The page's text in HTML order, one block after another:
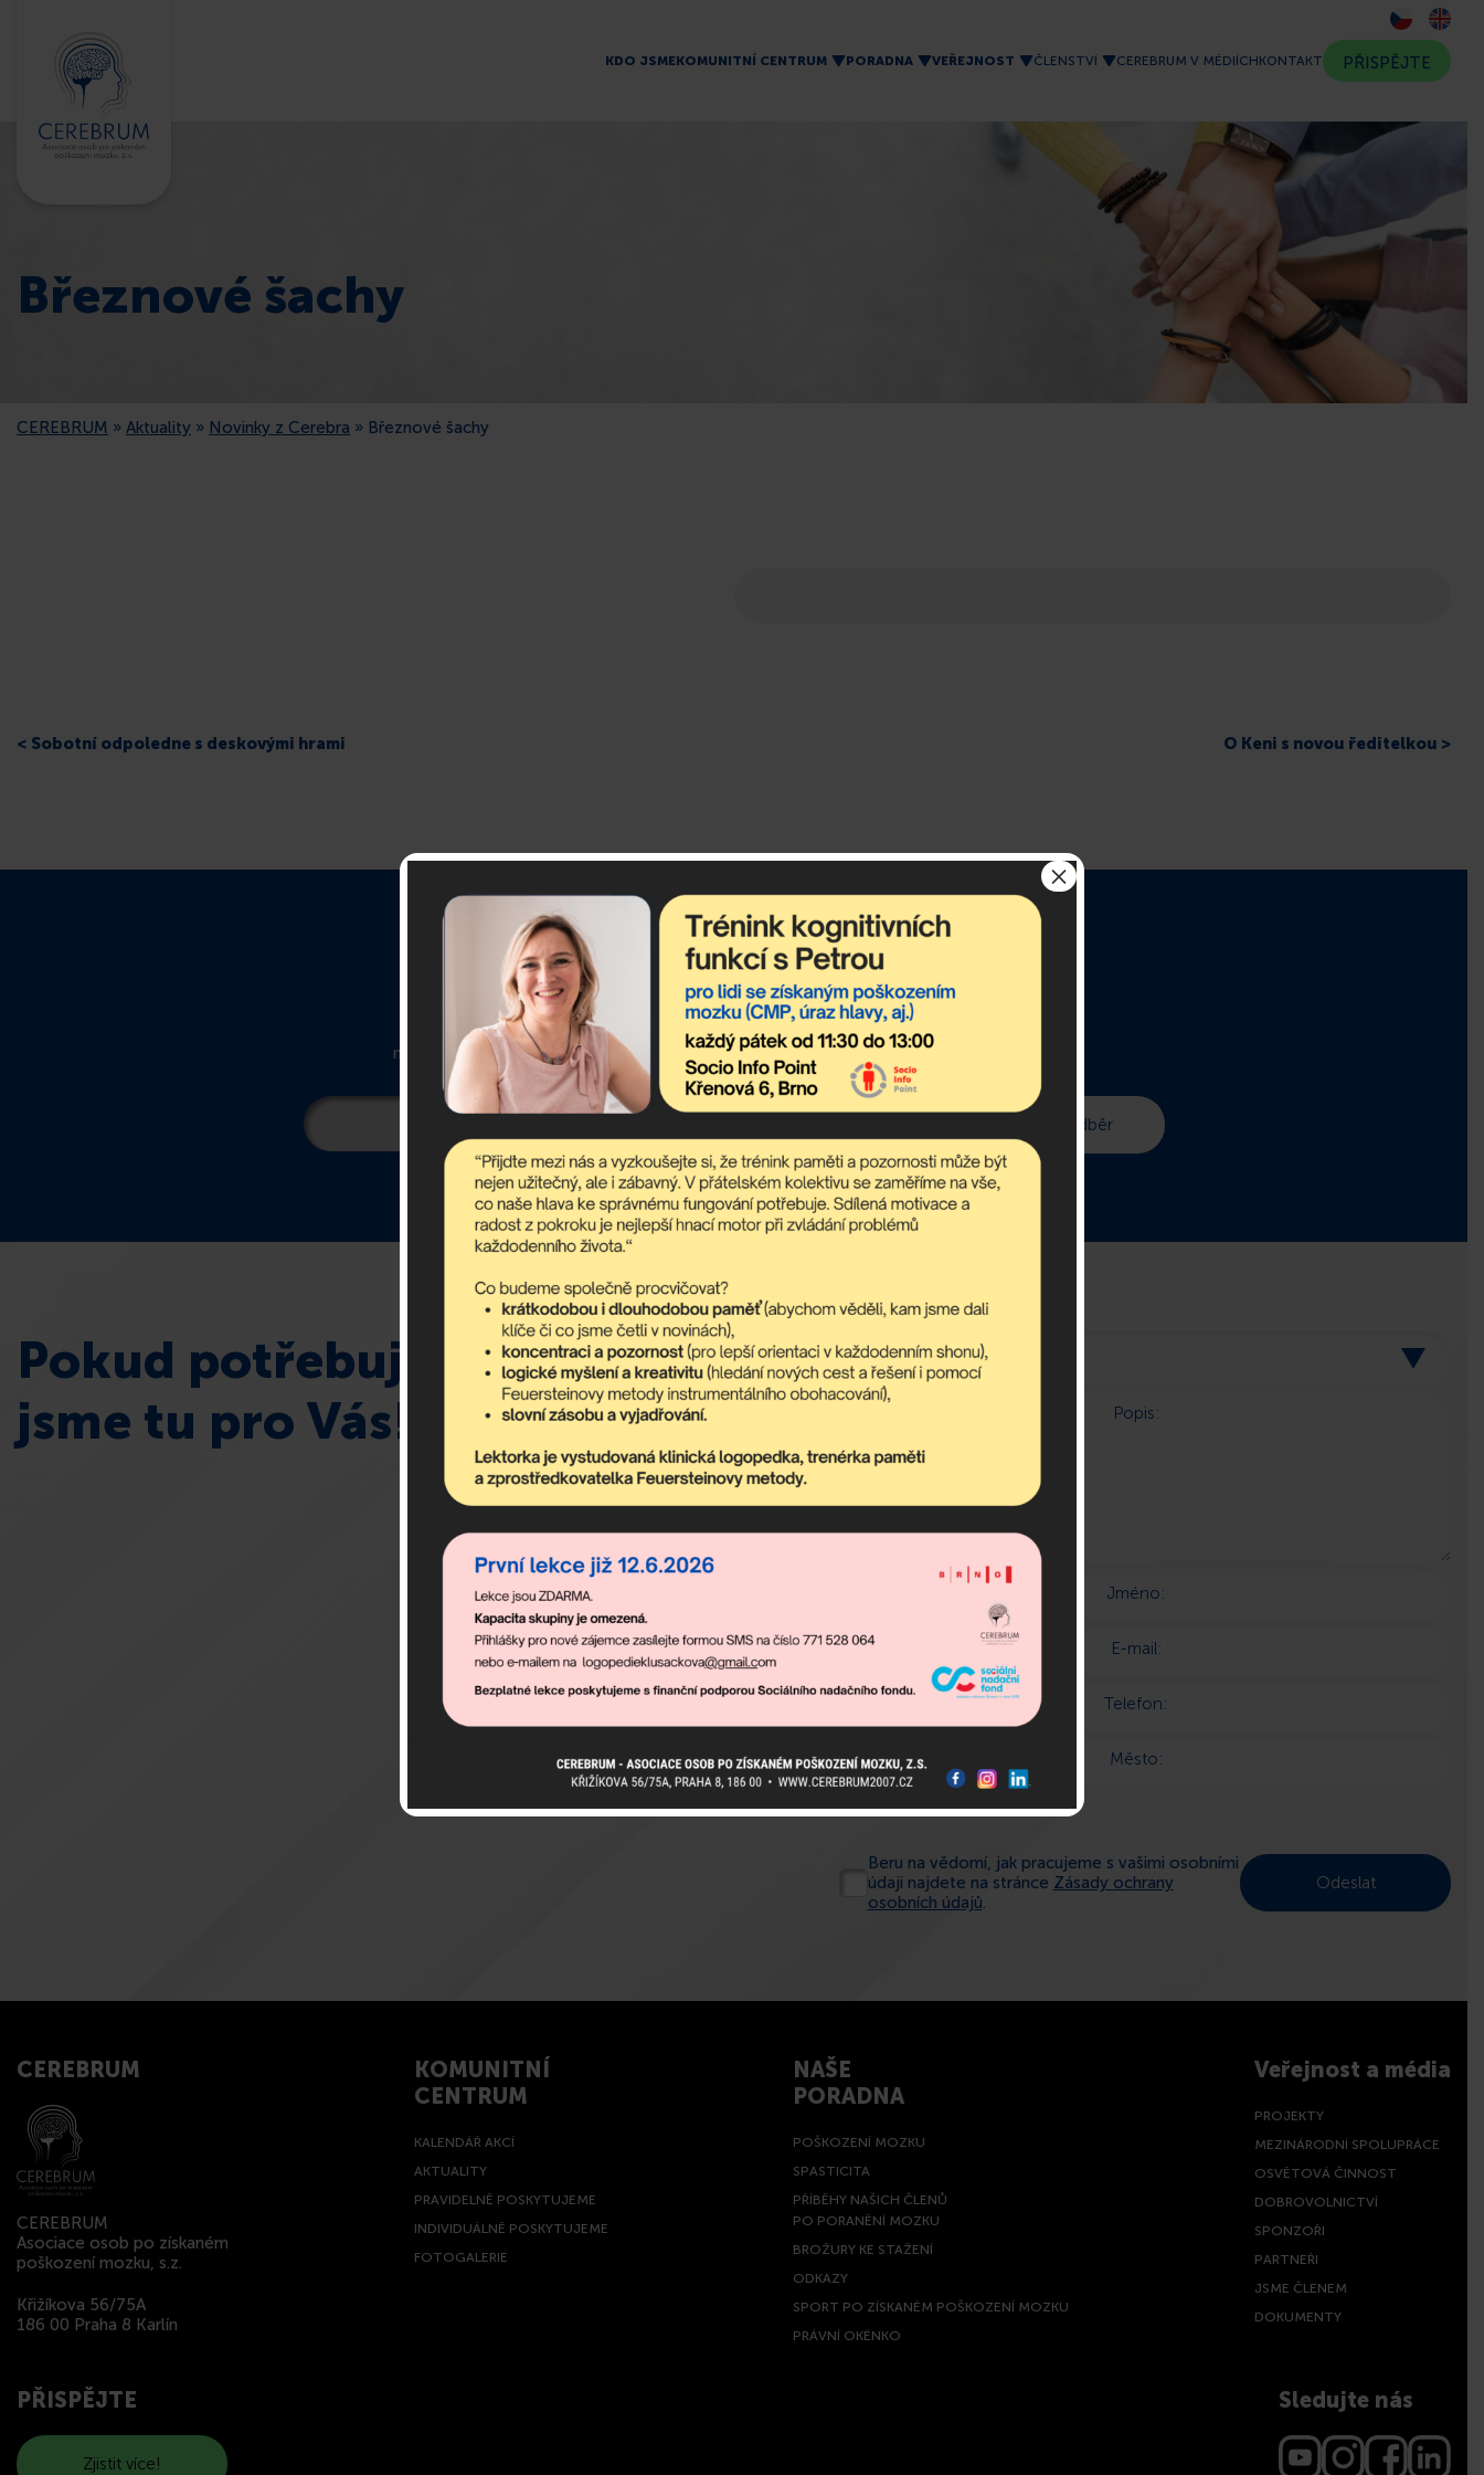
KDO JSMEKOMUNITNÍ CENTRUM PORADNA VEŘEJNOST ČLENSTVÍ CEREBRUM V MÉDIÍCHKONTAKT PŘISPĚJTE
Březnové šachy
CEREBRUM » Aktuality » Novinky z Cerebra » Březnové šachy
< Sobotní odpoledne s deskovými hrami O Keni s novou ředitelkou >
Odebírejte newsletter!
newsletter obsahuje nejaktuálnější nadcházející akce komunitního centra a dění v asociaci.
Pokud potřebujete poradit,
jsme tu pro Vás!
Popis:
Jméno:
E-mail:
Telefon:
Město:
Beru na vědomí, jak pracujeme s vašimi osobními
údaji najdete na stránce Zásady ochrany
osobních údajů.
CEREBRUM
CEREBRUM
Asociace osob po získaném
poškození mozku, s.z.
Křižíkova 56/75A
186 00 Praha 8 Karlín
KOMUNITNÍ
CENTRUM
KALENDÁŘ AKCÍ
AKTUALITY
PRAVIDELNĚ POSKYTUJEME
INDIVIDUÁLNĚ POSKYTUJEME
FOTOGALERIE
NAŠE
PORADNA
POŠKOZENÍ MOZKU
SPASTICITA
PŘÍBĚHY NAŠICH ČLENŮ
PO PORANĚNÍ MOZKU
BROŽURY KE STAŽENÍ
ODKAZY
SPORT PO ZÍSKANÉM POŠKOZENÍ MOZKU
PRÁVNÍ OKÉNKO
Veřejnost a média
PROJEKTY
MEZINÁRODNÍ SPOLUPRÁCE
OSVĚTOVÁ ČINNOST
DOBROVOLNICTVÍ
SPONZOŘI
PARTNEŘI
JSME ČLENEM
DOKUMENTY
PŘISPĚJTE
Zjistit více!
Sledujte nás
×